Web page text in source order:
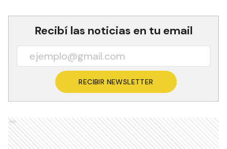
Recibí las noticias en tu email
RECIBIR NEWSLETTER
Ads